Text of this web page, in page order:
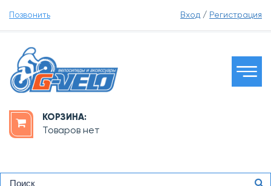
Позвонить Вход / Регистрация
КОРЗИНА:
Товаров нет